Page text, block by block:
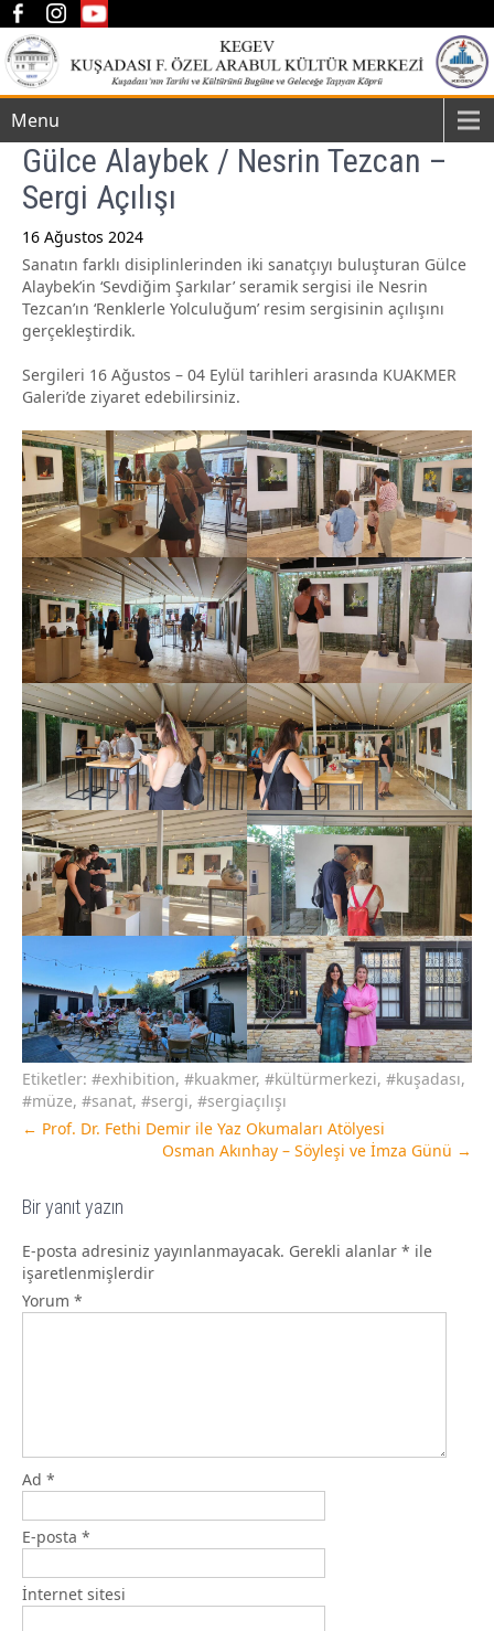
Menu
Gülce Alaybek / Nesrin Tezcan –
Sergi Açılışı
16 Ağustos 2024
Sanatın farklı disiplinlerinden iki sanatçıyı buluşturan Gülce
Alaybek’in ‘Sevdiğim Şarkılar’ seramik sergisi ile Nesrin
Tezcan’ın ‘Renklerle Yolculuğum’ resim sergisinin açılışını
gerçekleştirdik.
Sergileri 16 Ağustos – 04 Eylül tarihleri arasında KUAKMER
Galeri’de ziyaret edebilirsiniz.
Etiketler: #exhibition, #kuakmer, #kültürmerkezi, #kuşadası,
#müze, #sanat, #sergi, #sergiaçılışı
Post
navigation
← Prof. Dr. Fethi Demir ile Yaz Okumaları Atölyesi
Osman Akınhay – Söyleşi ve İmza Günü →
Bir yanıt yazın
E-posta adresiniz yayınlanmayacak. Gerekli alanlar * ile
işaretlenmişlerdir
Yorum *
Ad *
E-posta *
İnternet sitesi